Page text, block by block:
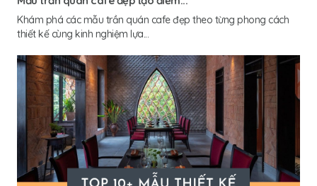
Khám phá các mẫu trần quán cafe đẹp theo từng phong cách
thiết kế cùng kinh nghiệm lựa...